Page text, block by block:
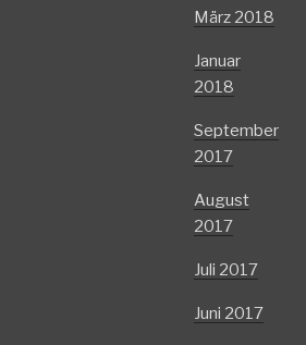
März 2018
Januar
2018
September
2017
August
2017
Juli 2017
Juni 2017